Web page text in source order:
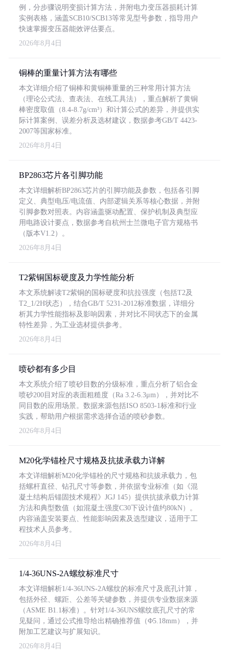
例，分步骤说明变损计算方法，并附电力变压器损耗计算
实例表格，涵盖SCB10/SCB13等常见型号参数，指导用户
快速掌握变压器能效评估要点。
2026年8月4日
铜棒的重量计算方法有哪些
本文详细介绍了铜棒和黄铜棒重量的三种常用计算方法
（理论公式法、查表法、在线工具法），重点解析了黄铜
棒密度取值（8.4-8.7g/cm³）和计算公式的差异，并提供实
际计算案例、误差分析及选材建议，数据参考GB/T 4423-
2007等国家标准。
2026年8月4日
BP2863芯片各引脚功能
本文详细解析BP2863芯片的引脚功能及参数，包括各引脚
定义、典型电压/电流值、内部逻辑关系等核心数据，并附
引脚参数对照表。内容涵盖驱动配置、保护机制及典型应
用电路设计要点，数据参考自杭州士兰微电子官方规格书
（版本V1.2）。
2026年8月4日
T2紫铜国标硬度及力学性能分析
本文系统解读T2紫铜的国标硬度和抗拉强度（包括T2及
T2_1/2H状态），结合GB/T 5231-2012标准数据，详细分
析其力学性能指标及影响因素，并对比不同状态下的金属
特性差异，为工业选材提供参考。
2026年8月4日
喷砂都有多少目
本文系统介绍了喷砂目数的分级标准，重点分析了铝合金
喷砂200目对应的表面粗糙度（Ra 3.2-6.3μm），并对比不
同目数的应用场景。数据来源包括ISO 8503-1标准和行业
实践，帮助用户根据需求选择合适的喷砂参数。
2026年8月4日
M20化学锚栓尺寸规格及抗拔承载力详解
本文详细解析M20化学锚栓的尺寸规格和抗拔承载力，包
括螺杆直径、钻孔尺寸等参数，并依据专业标准（如《混
凝土结构后锚固技术规程》JGJ 145）提供抗拔承载力计算
方法和典型数值（如混凝土强度C30下设计值约80kN）。
内容涵盖安装要点、性能影响因素及选型建议，适用于工
程技术人员参考。
2026年8月4日
1/4-36UNS-2A螺纹标准尺寸
本文详细解析1/4-36UNS-2A螺纹的标准尺寸及底孔计算，
包括外径、螺距、公差等关键参数，并提供专业数据来源
（ASME B1.1标准）。针对1/4-36UNS螺纹底孔尺寸的常
见疑问，通过公式推导给出精确推荐值（Φ5.18mm），并
附加工艺建议与扩展知识。
2026年8月4日